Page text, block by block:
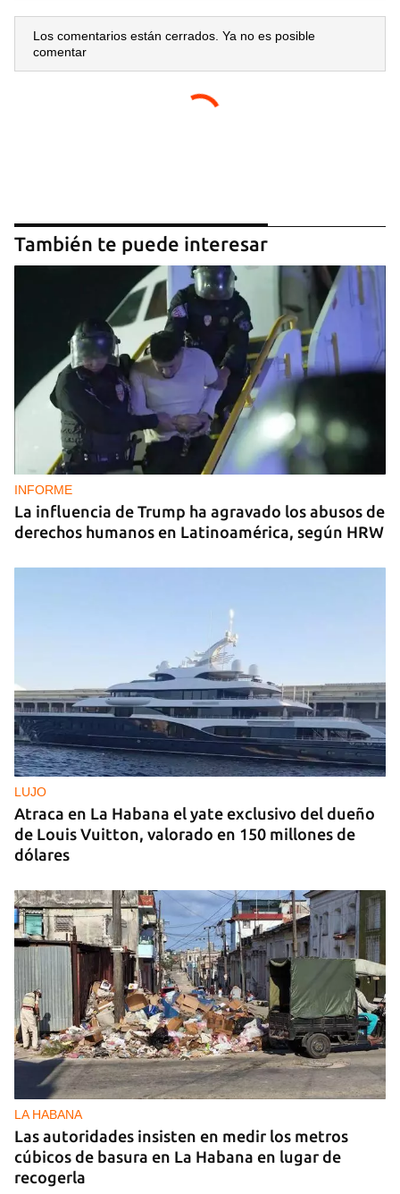
Los comentarios están cerrados. Ya no es posible
comentar
También te puede interesar
INFORME
La influencia de Trump ha agravado los abusos de
derechos humanos en Latinoamérica, según HRW
LUJO
Atraca en La Habana el yate exclusivo del dueño
de Louis Vuitton, valorado en 150 millones de
dólares
LA HABANA
Las autoridades insisten en medir los metros
cúbicos de basura en La Habana en lugar de
recogerla